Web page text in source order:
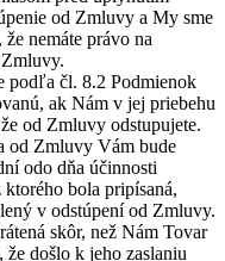
od Zmluvy a My sme
nemáte právo na
podľa čl. 8.2 Podmienok
ak Nám v jej priebehu
od Zmluvy odstupujete.
od Zmluvy Vám bude
odo dňa účinnosti
ktorého bola pripísaná,
v odstúpení od Zmluvy.
skôr, než Nám Tovar
že došlo k jeho zaslaniu